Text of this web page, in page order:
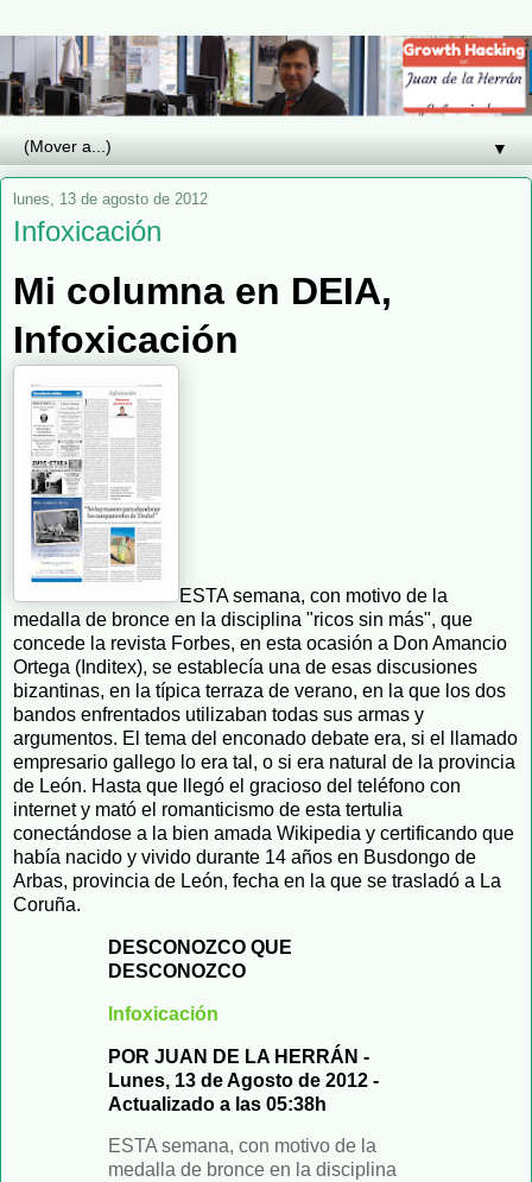
▼
lunes, 13 de agosto de 2012
Infoxicación
Mi columna en DEIA,
Infoxicación
ESTA semana, con motivo de la
medalla de bronce en la disciplina "ricos sin más", que
concede la revista Forbes, en esta ocasión a Don Amancio
Ortega (Inditex), se establecía una de esas discusiones
bizantinas, en la típica terraza de verano, en la que los dos
bandos enfrentados utilizaban todas sus armas y
argumentos. El tema del enconado debate era, si el llamado
empresario gallego lo era tal, o si era natural de la provincia
de León. Hasta que llegó el gracioso del teléfono con
internet y mató el romanticismo de esta tertulia
conectándose a la bien amada Wikipedia y certificando que
había nacido y vivido durante 14 años en Busdongo de
Arbas, provincia de León, fecha en la que se trasladó a La
Coruña.
DESCONOZCO QUE
DESCONOZCO
Infoxicación
POR JUAN DE LA HERRÁN -
Lunes, 13 de Agosto de 2012 -
Actualizado a las 05:38h
ESTA semana, con motivo de la
medalla de bronce en la disciplina